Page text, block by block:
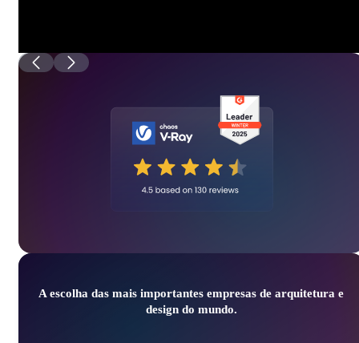
A escolha das mais importantes empresas de arquitetura e
design do mundo.